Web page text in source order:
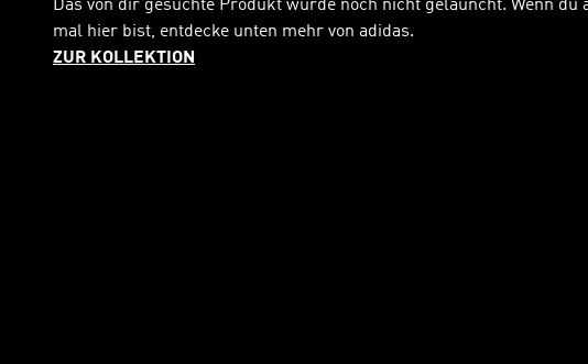
Das von dir gesuchte Produkt wurde noch nicht gelauncht. Wenn du
mal hier bist, entdecke unten mehr von adidas.
ZUR KOLLEKTION